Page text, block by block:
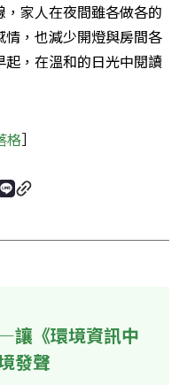
家人在夜間雖各做各的
，也減少開燈與房間各
，在溫和的日光中閱讀
格］
讓《環境資訊中
發聲